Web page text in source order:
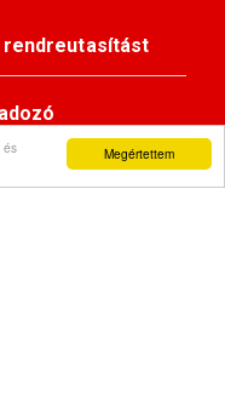
Megértettem
és
rendreutasítást